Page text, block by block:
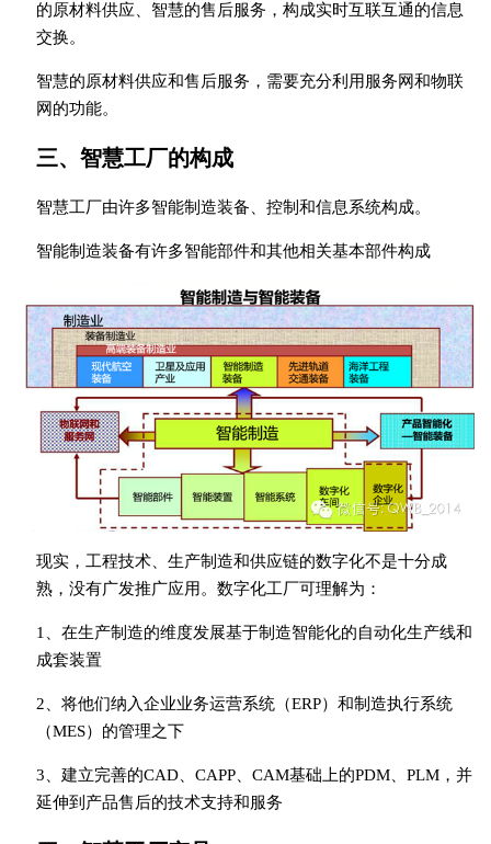
的原材料供应、智慧的售后服务，构成实时互联互通的信息
交换。
智慧的原材料供应和售后服务，需要充分利用服务网和物联
网的功能。
三、智慧工厂的构成
智慧工厂由许多智能制造装备、控制和信息系统构成。
智能制造装备有许多智能部件和其他相关基本部件构成
现实，工程技术、生产制造和供应链的数字化不是十分成
熟，没有广发推广应用。数字化工厂可理解为：
1、在生产制造的维度发展基于制造智能化的自动化生产线和
成套装置
2、将他们纳入企业业务运营系统（ERP）和制造执行系统
（MES）的管理之下
3、建立完善的CAD、CAPP、CAM基础上的PDM、PLM，并
延伸到产品售后的技术支持和服务